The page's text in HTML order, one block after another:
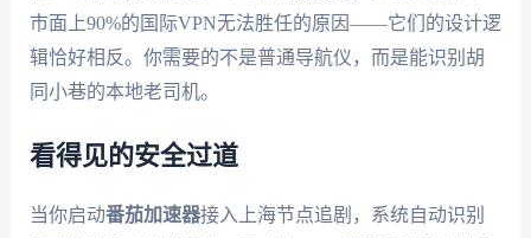
市面上90%的国际VPN无法胜任的原因——它们的设计逻
辑恰好相反。你需要的不是普通导航仪，而是能识别胡
同小巷的本地老司机。
看得见的安全过道
当你启动番茄加速器接入上海节点追剧，系统自动识别